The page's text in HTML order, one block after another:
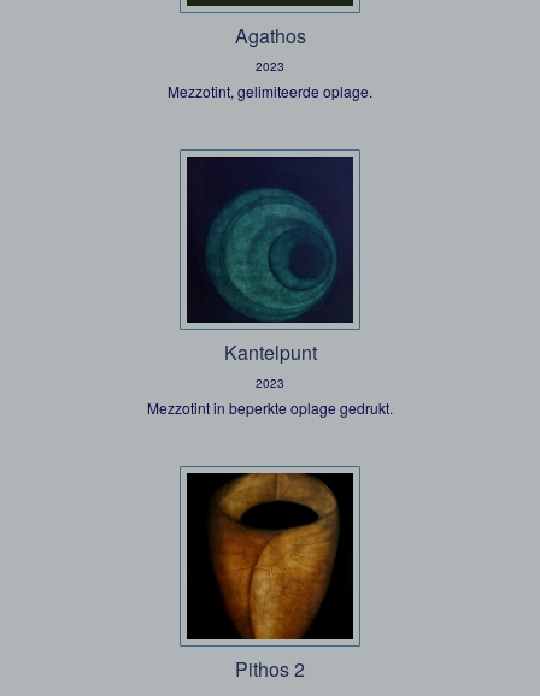
Agathos
2023
Mezzotint, gelimiteerde oplage.
Kantelpunt
2023
Mezzotint in beperkte oplage gedrukt.
Pithos 2